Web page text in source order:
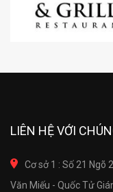
LIÊN HỆ VỚI
Cơ sở 1 : Số 21 Ngõ
Văn Miếu - Quốc Tử